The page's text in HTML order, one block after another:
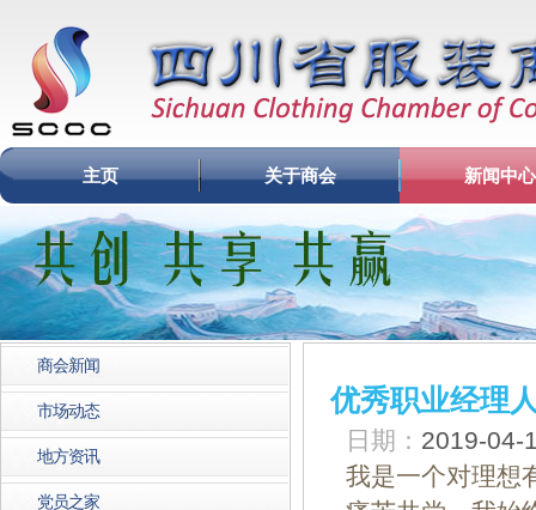
主页 关于商会 新闻中心
商会新闻
市场动态
地方资讯
党员之家
优秀职业经理
日期： 2019-
我是一个对理想